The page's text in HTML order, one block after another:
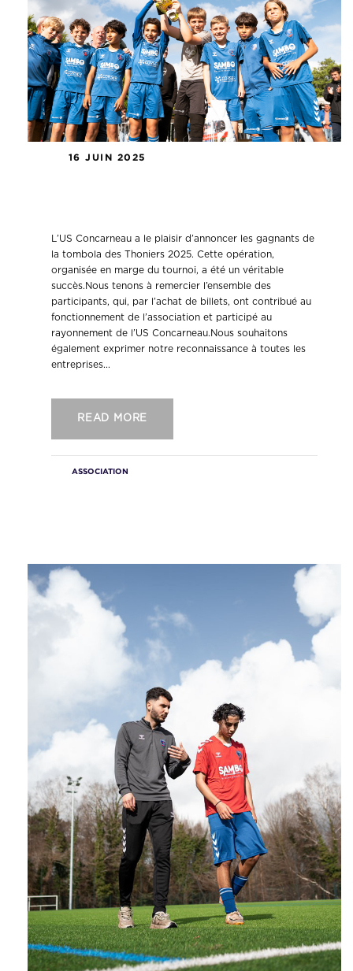
16 JUIN 2025
L’US Concarneau a le plaisir d’annoncer les gagnants de
la tombola des Thoniers 2025. Cette opération,
organisée en marge du tournoi, a été un véritable
succès.Nous tenons à remercier l’ensemble des
participants, qui, par l’achat de billets, ont contribué au
fonctionnement de l’association et participé au
rayonnement de l’US Concarneau.Nous souhaitons
également exprimer notre reconnaissance à toutes les
entreprises...
READ MORE
ASSOCIATION